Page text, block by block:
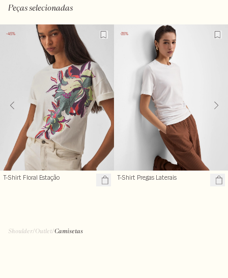
Peças selecionadas
-45%
T-Shirt Floral Estação
-35%
T-Shirt Pregas Laterais
Shoulder/Outlet/Camisetas